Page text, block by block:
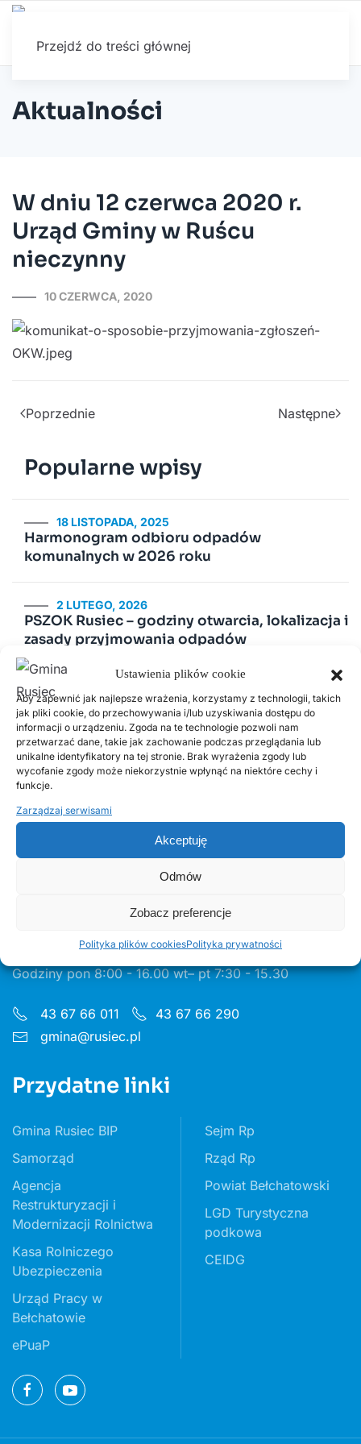
Ustawienia plików cookie
Aby zapewnić jak najlepsze wrażenia, korzystamy z technologii, takich
jak pliki cookie, do przechowywania i/lub uzyskiwania dostępu do
informacji o urządzeniu. Zgoda na te technologie pozwoli nam
przetwarzać dane, takie jak zachowanie podczas przeglądania lub
unikalne identyfikatory na tej stronie. Brak wyrażenia zgody lub
wycofanie zgody może niekorzystnie wpłynąć na niektóre cechy i
funkcje.
Zarządzaj serwisami
Akceptuję
Odmów
Zobacz preferencje
Polityka plików cookiesPolityka prywatności
Przejdź do treści głównej
Aktualności
W dniu 12 czerwca 2020 r.
Urząd Gminy w Ruścu
nieczynny
10 CZERWCA, 2020
Poprzednie Następne
Popularne wpisy
18 LISTOPADA, 2025
Harmonogram odbioru odpadów
komunalnych w 2026 roku
2 LUTEGO, 2026
PSZOK Rusiec – godziny otwarcia, lokalizacja i
zasady przyjmowania odpadów
Kurenda
30 CZERWCA, 2026
Odnawialne źródła energii w Gminie Rusiec –
edycja 2, Fundusze Europejskie
Urząd Gminy w Ruścu
ul. Wieluńska 35, 97-438 Rusiec
Godziny pon 8:00 - 16.00 wt– pt 7:30 - 15.30
43 67 66 011
43 67 66 290
gmina@rusiec.pl
Przydatne linki
Gmina Rusiec BIP
Samorząd
Agencja
Restrukturyzacji i
Modernizacji Rolnictwa
Kasa Rolniczego
Ubezpieczenia
Urząd Pracy w
Bełchatowie
ePuaP
Sejm Rp
Rząd Rp
Powiat Bełchatowski
LGD Turystyczna
podkowa
CEIDG